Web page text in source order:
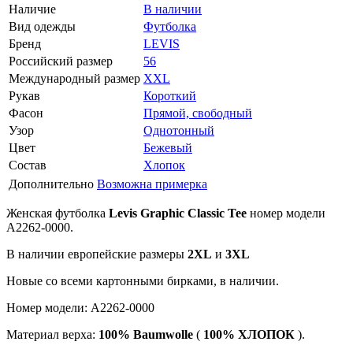
Наличие
В наличии
Вид одежды
Футболка
Бренд
LEVIS
Российский размер
56
Международный размер XXL
Рукав
Короткий
Фасон
Прямой, свободный
Узор
Однотонный
Цвет
Бежевый
Состав
Хлопок
Дополнительно Возможна примерка
Женская футболка Lеvis Grарhiс Сlаssiс Тее номер модели
А2262-0000.
В наличии европейские размеры 2ХL и 3ХL
Новые со всеми картонными бирками, в наличии.
Номер модели: А2262-0000
Материал верха: 100% Ваumwоllе ( 100% ХЛОПОК ).